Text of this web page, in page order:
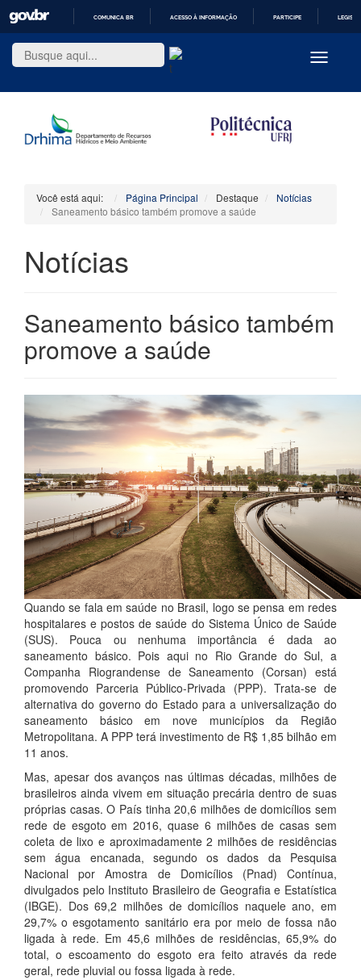
PARA
O
COMUNICA BR ACESSO À INFORMAÇÃO PARTICIPE
Toggle
Você está aqui: Página Principal Destaque
Notícias
Saneamento básico também promove a saúde
Notícias
Saneamento básico também
promove a saúde
Quando se fala em saúde no Brasil, logo se pensa em redes
hospitalares e postos de saúde do Sistema Único de Saúde
(SUS). Pouca ou nenhuma importância é dada ao
saneamento básico. Pois aqui no Rio Grande do Sul, a
Companha Riograndense de Saneamento (Corsan) está
promovendo Parceria Público-Privada (PPP). Trata-se de
alternativa do governo do Estado para a universalização do
saneamento básico em nove municípios da Região
Metropolitana. A PPP terá investimento de R$ 1,85 bilhão em
11 anos.
Mas, apesar dos avanços nas últimas décadas, milhões de
brasileiros ainda vivem em situação precária dentro de suas
próprias casas. O País tinha 20,6 milhões de domicílios sem
rede de esgoto em 2016, quase 6 milhões de casas sem
coleta de lixo e aproximadamente 2 milhões de residências
sem água encanada, segundo os dados da Pesquisa
Nacional por Amostra de Domicílios (Pnad) Contínua,
divulgados pelo Instituto Brasileiro de Geografia e Estatística
(IBGE). Dos 69,2 milhões de domicílios naquele ano, em
29,7% o esgotamento sanitário era por meio de fossa não
ligada à rede. Em 45,6 milhões de residências, 65,9% do
total, o escoamento do esgoto era feito através da rede
geral, rede pluvial ou fossa ligada à rede.